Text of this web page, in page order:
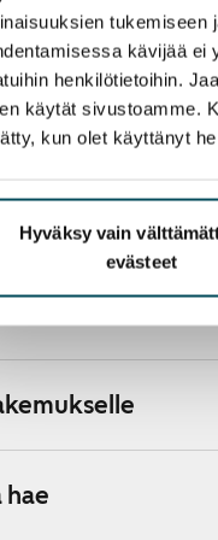
tukemiseen
kävijää ei
henkilötietoihin.
käytät sivustoamme.
kun olet käyttänyt
Hyväksy vain
evästeet
ohjeet
ARA-
hae